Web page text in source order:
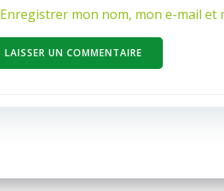
Enregistrer mon nom, mon e-mail